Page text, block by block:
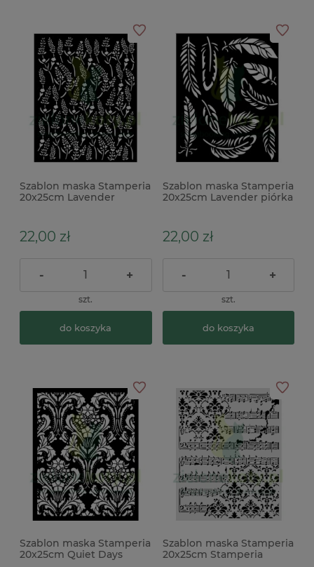
Szablon maska Stamperia
20x25cm Lavender
22,00 zł
- +
szt.
do koszyka
Szablon maska Stamperia
20x25cm Lavender piórka
22,00 zł
- +
szt.
do koszyka
Szablon maska Stamperia
20x25cm Quiet Days
Szablon maska Stamperia
20x25cm Stamperia